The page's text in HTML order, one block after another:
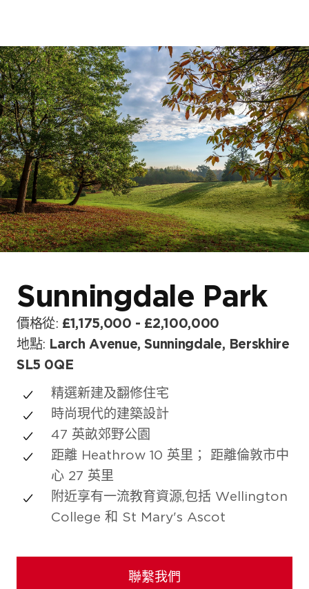
首頁
關於我們
我們的發展項目
網誌及消息
Sunningdale Park
價格從: £1,175,000 - £2,100,000
地點: Larch Avenue, Sunningdale, Berskhire
SL5 0QE
精選新建及翻修住宅
時尚現代的建築設計
47 英畝郊野公園
距離 Heathrow 10 英里； 距離倫敦市中
心 27 英里
附近享有一流教育資源,包括 Wellington
College 和 St Mary's Ascot
聯繫我們